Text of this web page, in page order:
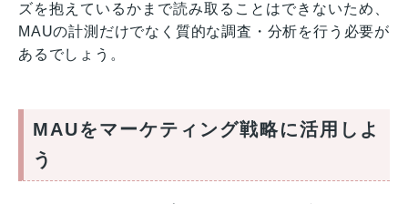
ズを抱えているかまで読み取ることはできないため、
MAUの計測だけでなく質的な調査・分析を行う必要が
あるでしょう。
MAUをマーケティング戦略に活用しよ
う